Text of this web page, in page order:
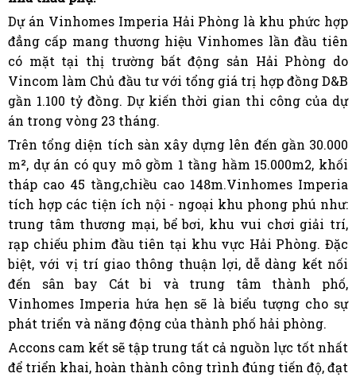
Dự án Vinhomes Imperia Hải Phòng là khu phức hợp
đẳng cấp mang thương hiệu Vinhomes lần đầu tiên
có mặt tại thị trường bất động sản Hải Phòng do
Vincom làm Chủ đầu tư với tổng giá trị hợp đồng D&B
gần 1.100 tỷ đồng. Dự kiến thời gian thi công của dự
án trong vòng 23 tháng.
Trên tổng diện tích sàn xây dựng lên đến gần 30.000
m², dự án có quy mô gồm 1 tầng hầm 15.000m2, khối
tháp cao 45 tầng,chiều cao 148m.Vinhomes Imperia
tích hợp các tiện ích nội - ngoại khu phong phú như:
trung tâm thương mại, bể bơi, khu vui chơi giải trí,
rạp chiếu phim đầu tiên tại khu vực Hải Phòng. Đặc
biệt, với vị trí giao thông thuận lợi, dễ dàng kết nối
đến sân bay Cát bi và trung tâm thành phố,
Vinhomes Imperia hứa hẹn sẽ là biểu tượng cho sự
phát triển và năng động của thành phố hải phòng.
Accons cam kết sẽ tập trung tất cả nguồn lực tốt nhất
để triển khai, hoàn thành công trình đúng tiến độ, đạt